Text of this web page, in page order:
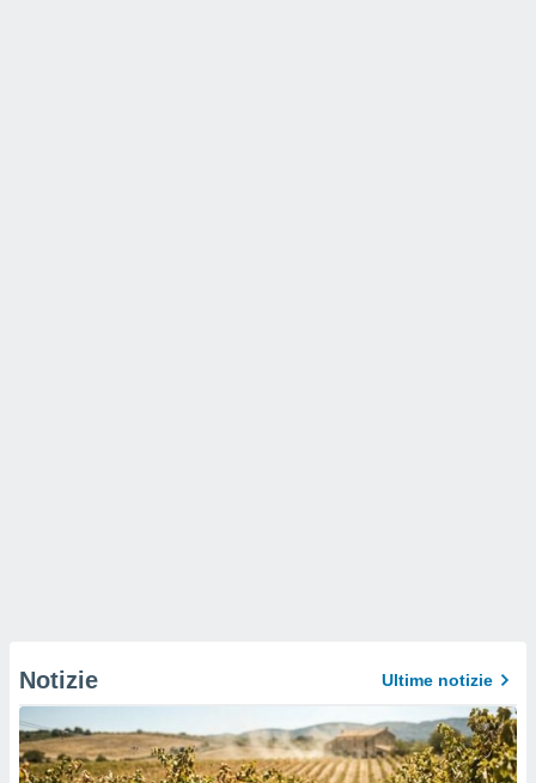
Notizie Ultime notizie